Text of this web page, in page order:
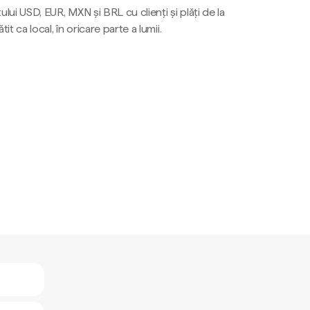
USD, EUR, MXN și BRL cu clienți și plăți de la
ca local, în oricare parte a lumii.